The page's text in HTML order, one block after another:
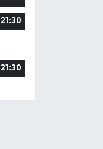
21:30
21:30